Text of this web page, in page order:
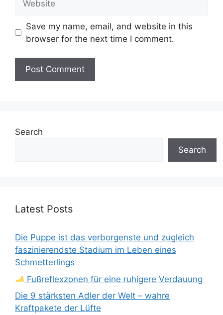
Save my name, email, and website in this
browser for the next time I comment.
Search
Search
Latest Posts
Die Puppe ist das verborgenste und zugleich
faszinierendste Stadium im Leben eines
Schmetterlings
Fußreflexzonen für eine ruhigere Verdauung
Die 9 stärksten Adler der Welt – wahre
Kraftpakete der Lüfte